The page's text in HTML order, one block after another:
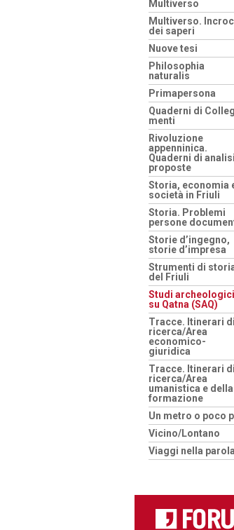
Multiverso
Multiverso.
dei saperi
Nuove tesi
Philosophia
naturalis
Primapersona
Quaderni di
menti
Rivoluzione
appenninica.
Quaderni di
proposte
Storia, economia
società in Friuli
Storia. Problemi
persone
Storie d’ingegno,
storie d’impresa
Strumenti di
del Friuli
Studi archeologici
su Qatna (SAQ)
Tracce. Itinerari di
ricerca/Area
economico-
giuridica
Tracce. Itinerari di
ricerca/Area
umanistica e della
formazione
Un metro o poco
Vicino/Lontano
Viaggi nella parola